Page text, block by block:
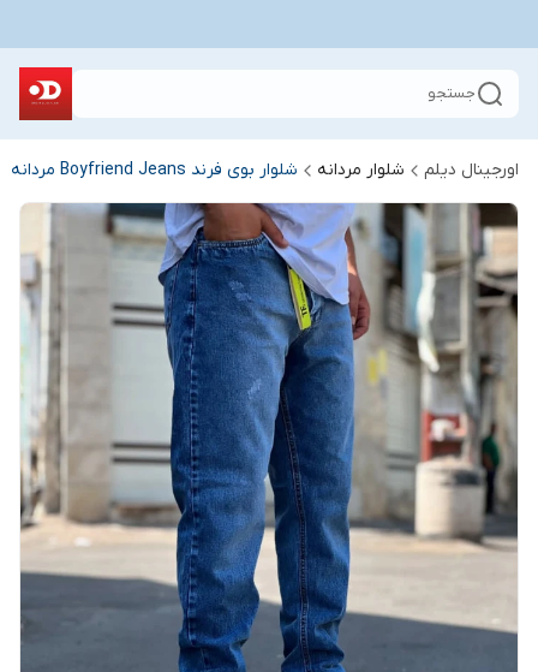
جستجو
اورجینال دیلم شلوار مردانه شلوار بوی فرند Boyfriend Jeans مردانه